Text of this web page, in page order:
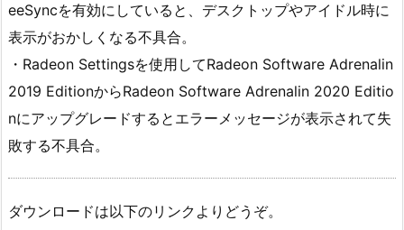
eeSyncを有効にしていると、デスクトップやアイドル時に
表示がおかしくなる不具合。
・Radeon Settingsを使用してRadeon Software Adrenalin
2019 EditionからRadeon Software Adrenalin 2020 Editio
nにアップグレードするとエラーメッセージが表示されて失
敗する不具合。
ダウンロードは以下のリンクよりどうぞ。